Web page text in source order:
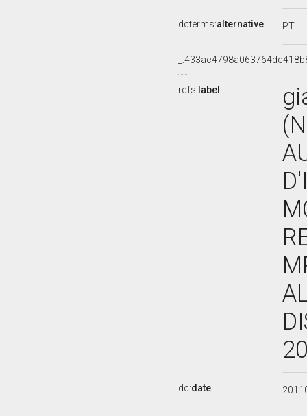
dcterms:alternative PT
rdfs: label
dc:date